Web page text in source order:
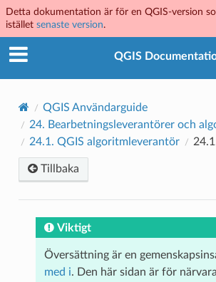
Detta dokumentation är för en QGIS-version
istället senaste version.
QGIS
QGIS Användarguide
24. Bearbetningsleverantörer och
24.1. QGIS algoritmleverantör
Tillbaka
Viktigt
Översättning är en
med i. Den här sidan är för